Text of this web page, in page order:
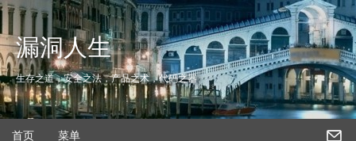
漏洞人生
生存之道，安全之法，产品之术，代码之器
首页 菜单